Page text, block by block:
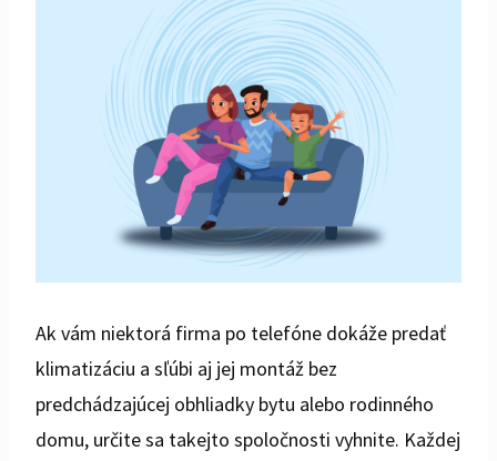
Ak vám niektorá firma po telefóne dokáže predať
klimatizáciu a sľúbi aj jej montáž bez
predchádzajúcej obhliadky bytu alebo rodinného
domu, určite sa takejto spoločnosti vyhnite. Každej